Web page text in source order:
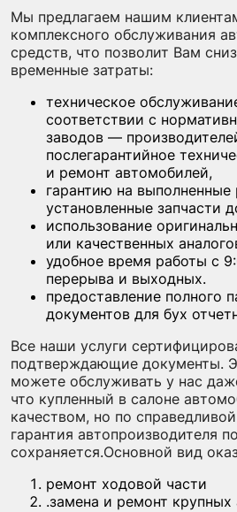
Мы предлагаем нашим
комплексного обслуживания
средств, что позволит Вам
временные затраты:
техническое
соответствии с
заводов —
послегарантийное
и ремонт автомобилей,
гарантию на выполненные
установленные запчасти
использование
или качественных
удобное время работы с
перерыва и выходных.
предоставление полного
документов для бух
Все наши услуги
подтверждающие документы.
можете обслуживать у нас
что купленный в салоне
качеством, но по
гарантия автопроизводителя
сохраняется.Основной вид
ремонт ходовой части
.замена и ремонт крупных